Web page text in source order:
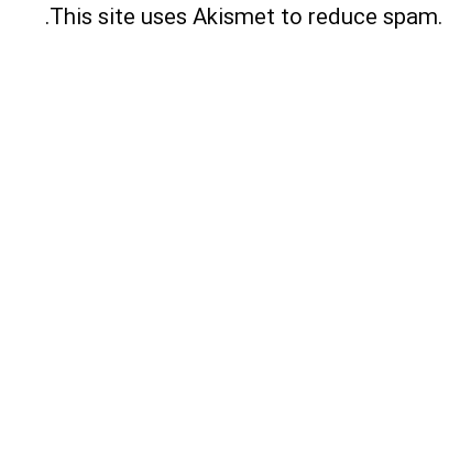
This site uses Akismet to reduce spam.
.